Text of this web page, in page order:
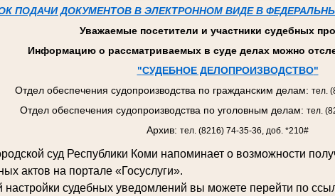
ПОДАЧИ ДОКУМЕНТОВ В ЭЛЕКТРОННОМ ВИДЕ В
Уважаемые посетители и участники судебных
Информацию о рассматриваемых в суде делах можно
"СУДЕБНОЕ ДЕЛОПРОИЗВОДСТВО"
Отдел обеспечения судопроизводства по гражданским делам: тел.
Отдел обеспечения судопроизводства по уголовным делам: тел.
Архив: тел. (8216) 74-35-36, доб. *210#
суд Республики Коми напоминает о возможности
актов на портале «Госуслуги».
настройки судебных уведомлений вы можете перейти по